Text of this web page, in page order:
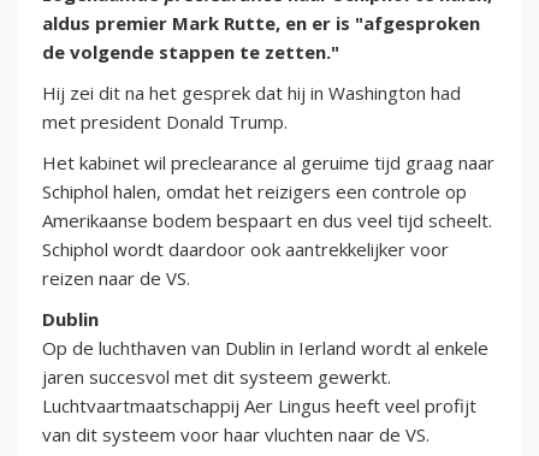
aldus premier Mark Rutte, en er is "afgesproken
de volgende stappen te zetten."
Hij zei dit na het gesprek dat hij in Washington had
met president Donald Trump.
Het kabinet wil preclearance al geruime tijd graag naar
Schiphol halen, omdat het reizigers een controle op
Amerikaanse bodem bespaart en dus veel tijd scheelt.
Schiphol wordt daardoor ook aantrekkelijker voor
reizen naar de VS.
Dublin
Op de luchthaven van Dublin in Ierland wordt al enkele
jaren succesvol met dit systeem gewerkt.
Luchtvaartmaatschappij Aer Lingus heeft veel profijt
van dit systeem voor haar vluchten naar de VS.